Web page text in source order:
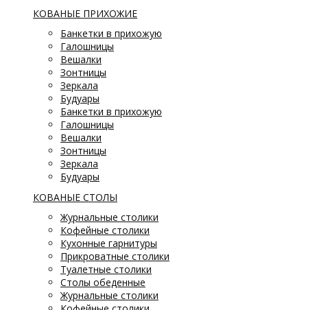
КОВАНЫЕ ПРИХОЖИЕ
Банкетки в прихожую
Галошницы
Вешалки
Зонтницы
Зеркала
Будуары
Банкетки в прихожую
Галошницы
Вешалки
Зонтницы
Зеркала
Будуары
КОВАНЫЕ СТОЛЫ
Журнальные столики
Кофейные столики
Кухонные гарнитуры
Прикроватные столики
Туалетные столики
Столы обеденные
Журнальные столики